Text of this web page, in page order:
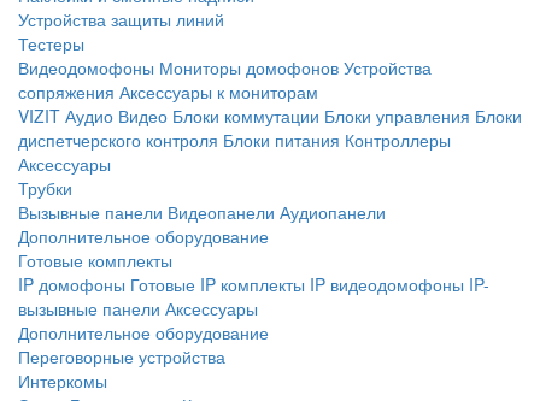
Устройства защиты линий
Тестеры
Видеодомофоны Мониторы домофонов Устройства
сопряжения Аксессуары к мониторам
VIZIT Аудио Видео Блоки коммутации Блоки управления Блоки
диспетчерского контроля Блоки питания Контроллеры
Аксессуары
Трубки
Вызывные панели Видеопанели Аудиопанели
Дополнительное оборудование
Готовые комплекты
IP домофоны Готовые IP комплекты IP видеодомофоны IP-
вызывные панели Аксессуары
Дополнительное оборудование
Переговорные устройства
Интеркомы